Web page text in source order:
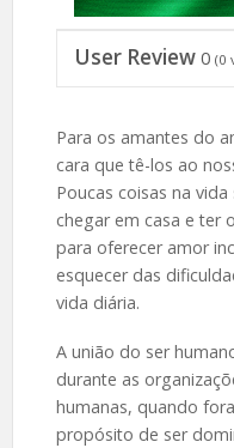
User Review 0 (0
Para os amantes do
cara que tê-los ao
Poucas coisas na
chegar em casa e ter
para oferecer amor
esquecer das
vida diária.
A união do ser
durante as
humanas, quando
propósito de ser